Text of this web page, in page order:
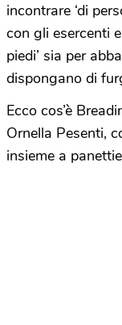
incontrare ‘di
con gli esercenti
piedi’ sia per
dispongano di
Ecco cos’è
Ornella Pesenti,
insieme a